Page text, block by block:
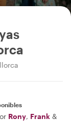
Rony, Frank &